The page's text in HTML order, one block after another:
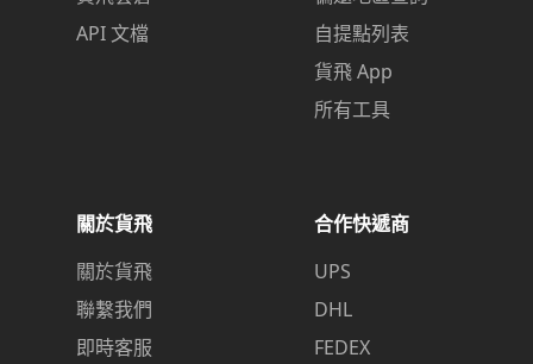
API 文檔
自提點列表
貨飛 App
所有工具
關於貨飛
關於貨飛
聯繫我們
即時客服
合作快遞商
UPS
DHL
FEDEX